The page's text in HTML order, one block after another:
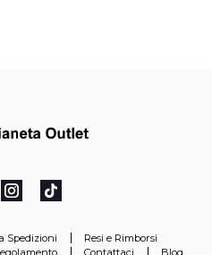
Spedizioni
Resi e Rimborsi
Contattaci Blog